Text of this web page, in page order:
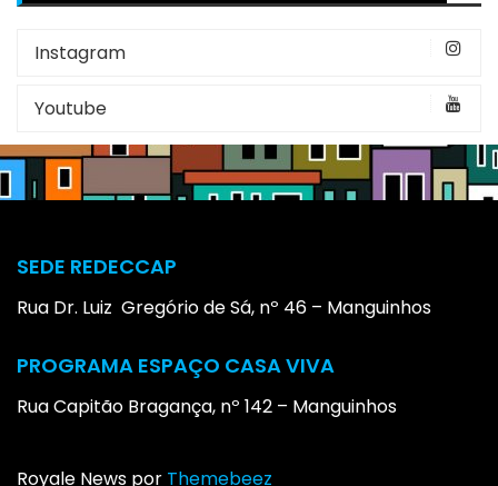
Instagram
Youtube
SEDE REDECCAP
Rua Dr. Luiz Gregório de Sá, nº 46 – Manguinhos
PROGRAMA ESPAÇO CASA VIVA
Rua Capitão Bragança, nº 142 – Manguinhos
Royale News por Themebeez